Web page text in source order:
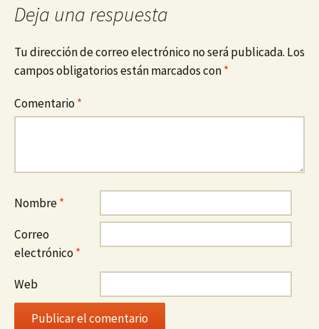
Deja una respuesta
Tu dirección de correo electrónico no será publicada. Los
campos obligatorios están marcados con*
Comentario*
Nombre*
Correo
electrónico*
Web